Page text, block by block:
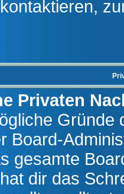
Privaten
Gründe
Board-
gesamte
dir das